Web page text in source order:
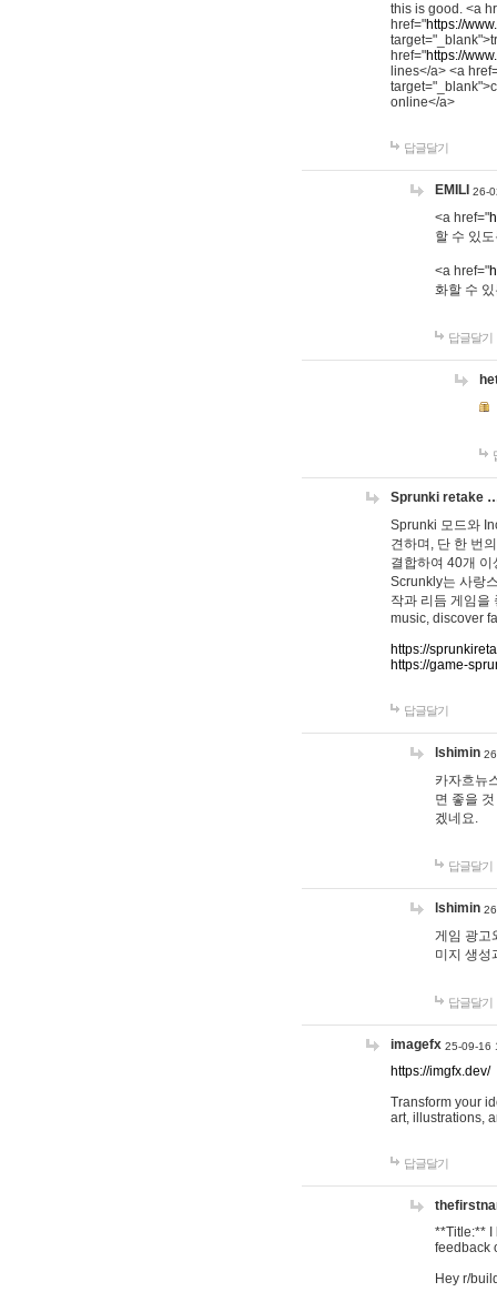
this is good. <a
href="https://
href="https://
lines</a> <a
online</a>
답글달기
EMILI 26-
<a href="
할 수 있
<a href="
화할 수
답글달기
Sprunki retake
Sprunki 모드와
견하며, 단 한 번
결합하여 40개
Scrunkly는 사랑
작과 리듬 게임을
music, discover
https://
https://game-
답글달기
lshimin
카자흐뉴
면 좋을
겠네요.
답글달기
lshimin
게임 광고
미지 생성
답글달기
imagefx 25-09-16
https://imgfx.dev/
Transform your
art, illustrations,
답글달기
**Title:** I
feedback
Hey r/